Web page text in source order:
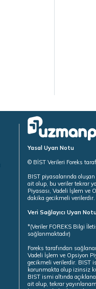
Yasal Uyarı Notu
© BİST Verileri Foreks
BIST piyasalarında
ait olup, bu veriler tekrar
Piyasası, Vadeli İşlem ve
dakika gecikmeli verilerdir.
Veri Sağlayıcı Uyarı Notu
*(Veriler FOREKS Bilgi
sağlanmaktadır)
Foreks tarafından
Vadeli İşlem ve Opsiyon
gecikmeli verilerdir. BIST
korunmakta olup izinsiz
BIST ismi altında
ait olup, tekrar